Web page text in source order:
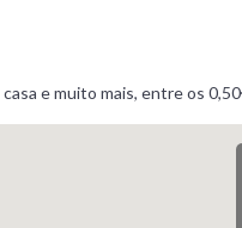
e muito mais, entre os